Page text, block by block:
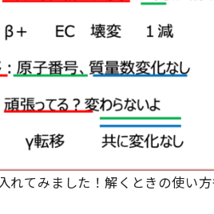
れてみました！解くときの使い